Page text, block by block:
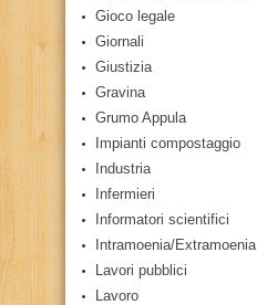
Gioco legale
Giornali
Giustizia
Gravina
Grumo Appula
Impianti compostaggio
Industria
Infermieri
Informatori scientifici
Intramoenia/Extramoenia
Lavori pubblici
Lavoro